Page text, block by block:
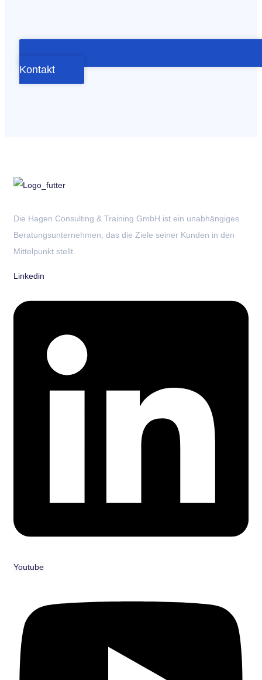
Kontakt
Die Hagen Consulting & Training GmbH ist ein unabhängiges
Beratungsunternehmen, das die Ziele seiner Kunden in den
Mittelpunkt stellt.
Linkedin
Youtube